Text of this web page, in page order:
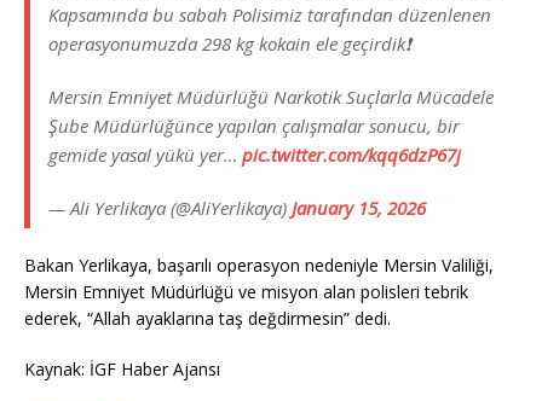
Kapsamında bu sabah Polisimiz tarafından düzenlenen
operasyonumuzda 298 kg kokain ele geçirdik❗️
Mersin Emniyet Müdürlüğü Narkotik Suçlarla Mücadele
Şube Müdürlüğünce yapılan çalışmalar sonucu, bir
gemide yasal yükü yer… pic.twitter.com/kqq6dzP67j
— Ali Yerlikaya (@AliYerlikaya) January 15, 2026
Bakan Yerlikaya, başarılı operasyon nedeniyle Mersin Valiliği,
Mersin Emniyet Müdürlüğü ve misyon alan polisleri tebrik
ederek, “Allah ayaklarına taş değdirmesin” dedi.
Kaynak: İGF Haber Ajansı